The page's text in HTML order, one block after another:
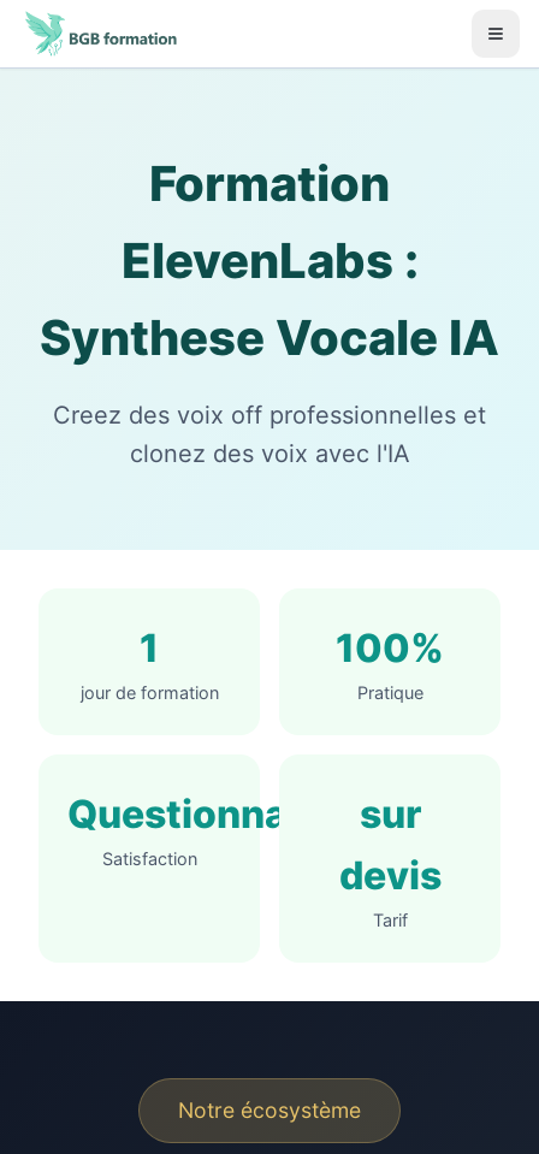
Aller au contenu principal
Formation
ElevenLabs :
Synthese Vocale IA
Creez des voix off professionnelles et
clonez des voix avec l'IA
1
jour de formation
100%
Pratique
Questionnaire
Satisfaction
sur
devis
Tarif
Notre écosystème